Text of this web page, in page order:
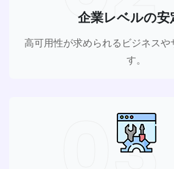
企業レベルの安
高可用性が求められるビジネスや
す。